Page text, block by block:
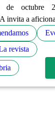
de octubre
a
revista